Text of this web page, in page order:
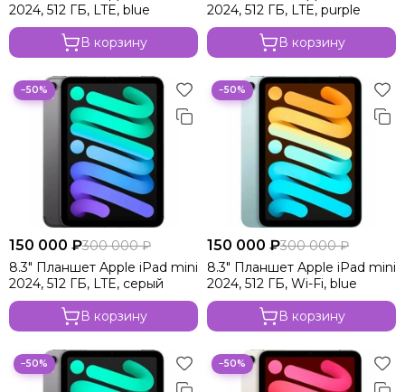
2024, 512 ГБ, LTE, blue
В корзину
2024, 512 ГБ, LTE, purple
В корзину
−50%
150 000 ₽300 000 ₽
8.3" Планшет Apple iPad mini
2024, 512 ГБ, LTE, серый
В корзину
−50%
150 000 ₽300 000 ₽
8.3" Планшет Apple iPad mini
2024, 512 ГБ, Wi-Fi, blue
В корзину
−50% −50%